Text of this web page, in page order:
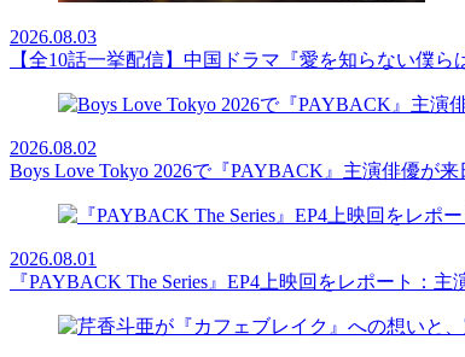
2026.08.03
【全10話一挙配信】中国ドラマ『愛を知らない僕ら
2026.08.02
Boys Love Tokyo 2026で『PAYBACK』主演俳優が
2026.08.01
『PAYBACK The Series』EP4上映回をレポート：